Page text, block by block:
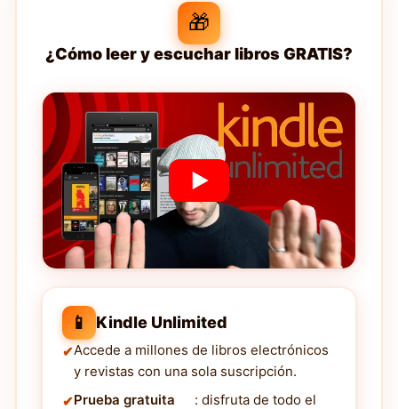
🎁
¿Cómo leer y escuchar libros GRATIS?
📱 Kindle Unlimited
Accede a millones de libros electrónicos
y revistas con una sola suscripción.
Prueba gratuita
: disfruta de todo el